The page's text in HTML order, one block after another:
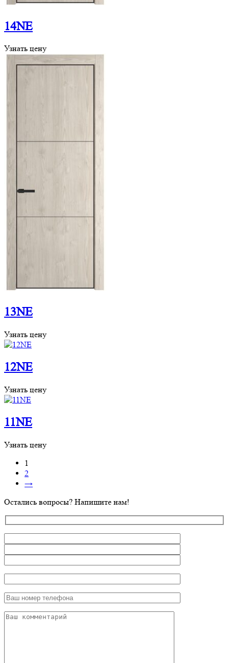
14NE
Узнать цену
13NE
Узнать цену
12NE
Узнать цену
11NE
Узнать цену
1
2
→
Остались вопросы? Напишите нам!